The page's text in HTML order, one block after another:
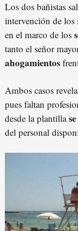
Los dos bañistas
intervención de los
en el marco de los
tanto el señor
ahogamientos
Ambos casos
pues faltan
desde la plantilla
del personal